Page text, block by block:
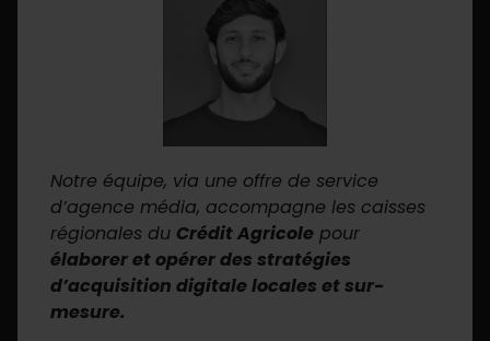
Notre équipe, via une offre de service
d’agence média, accompagne les caisses
régionales du Crédit Agricole pour
élaborer et opérer des stratégies
d’acquisition digitale locales et sur-
mesure.